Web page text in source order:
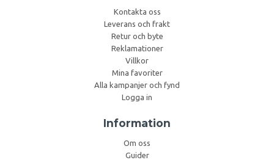
Kontakta oss
Leverans och frakt
Retur och byte
Reklamationer
Villkor
Mina favoriter
Alla kampanjer och fynd
Logga in
Information
Om oss
Guider